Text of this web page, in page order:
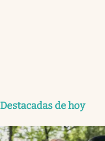
Destacadas de hoy